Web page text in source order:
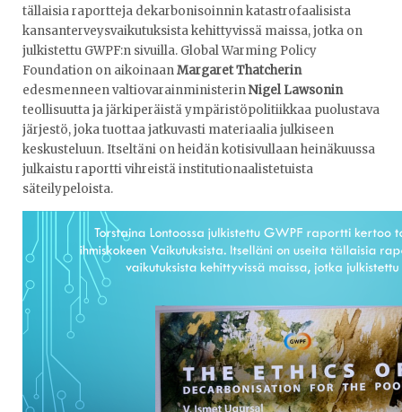
tällaisia raportteja dekarbonisoinnin katastrofaalisista
kansanterveysvaikutuksista kehittyvissä maissa, jotka on
julkistettu GWPF:n sivuilla. Global Warming Policy
Foundation on aikoinaanMargaret Thatcherin
edesmenneen valtiovarainministerinNigel Lawsonin
teollisuutta ja järkiperäistä ympäristöpolitiikkaa puolustava
järjestö, joka tuottaa jatkuvasti materiaalia julkiseen
keskusteluun. Itseltäni on heidän kotisivullaan heinäkuussa
julkaistu raportti vihreistä institutionaalistetuista
säteilypeloista.